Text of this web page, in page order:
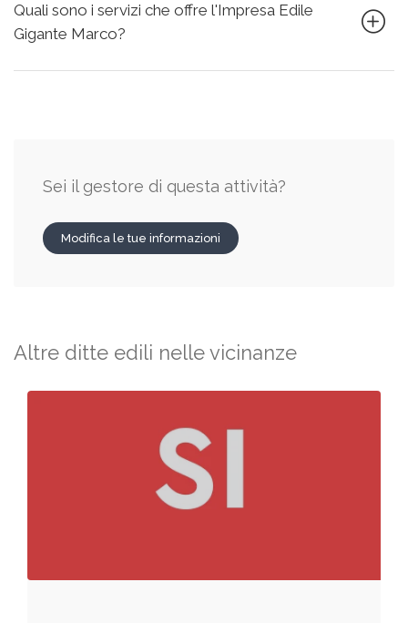
Quali sono i servizi che offre l'Impresa Edile
Gigante Marco?
Sei il gestore di questa attività?
Modifica le tue informazioni
Altre ditte edili nelle vicinanze